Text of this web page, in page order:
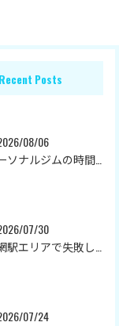
Recent Posts
08/06
07/30
07/24